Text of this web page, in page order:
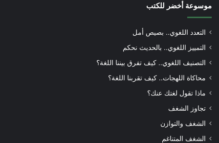
موسوعة أخضر للكتب
التعدد اللغوي.. بصيص أمل
التمييز اللغوي.. بالحديث نحكم
التصنيف اللغوي.. كيف تفرق بيننا اللغة؟
محاكاة اللهجات.. كيف تقربنا اللغة؟
ماذا تقول لغتك عنك؟
تجاوز الشغف
الشغف والتوازن
الشغف المتناغم